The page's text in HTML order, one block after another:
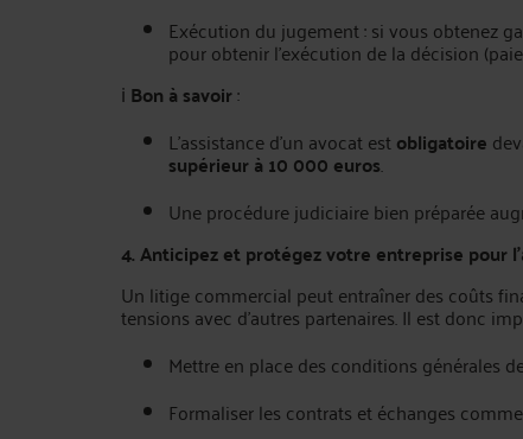
Exécution du jugement : si vous obtenez
pour obtenir l’exécution de la décision
ℹ️ Bon à savoir:
L’assistance d’un avocat estobligatoire
supérieur à 10 000 euros.
Une procédure judiciaire bien préparée
4. Anticipez et protégez votre entreprise pour
Un litige commercial peut entraîner des coûts
tensions avec d’autres partenaires. Il est donc
Mettre en place des conditions générales
Formaliser les contrats et échanges